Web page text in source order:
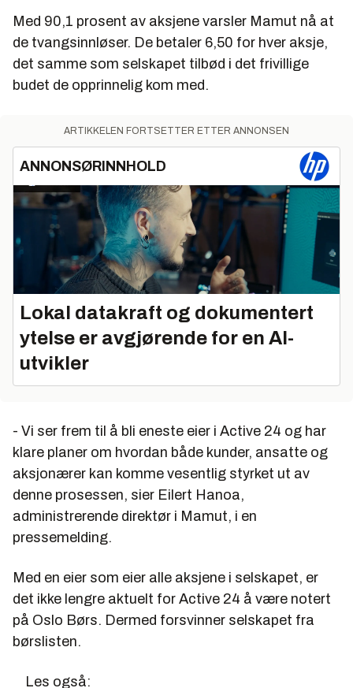
Med 90,1 prosent av aksjene varsler Mamut nå at
de tvangsinnløser. De betaler 6,50 for hver aksje,
det samme som selskapet tilbød i det frivillige
budet de opprinnelig kom med.
ARTIKKELEN FORTSETTER ETTER ANNONSEN
ANNONSØRINNHOLD
Lokal datakraft og dokumentert
ytelse er avgjørende for en AI-
utvikler
- Vi ser frem til å bli eneste eier i Active 24 og har
klare planer om hvordan både kunder, ansatte og
aksjonærer kan komme vesentlig styrket ut av
denne prosessen, sier Eilert Hanoa,
administrerende direktør i Mamut, i en
pressemelding.
Med en eier som eier alle aksjene i selskapet, er
det ikke lengre aktuelt for Active 24 å være notert
på Oslo Børs. Dermed forsvinner selskapet fra
børslisten.
Les også: